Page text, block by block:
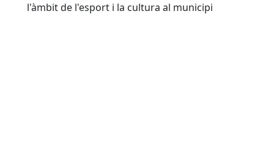
l'àmbit de l'esport i la cultura al municipi